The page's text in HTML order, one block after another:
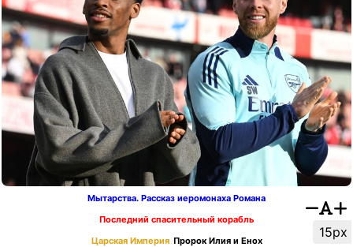
15px
Мытарства. Рассказ иеромонаха Романа
Последний спасительный корабль
Царская Империя Пророк Илия и Енох